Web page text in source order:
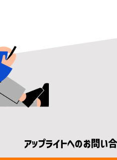
アップライトへのお問い